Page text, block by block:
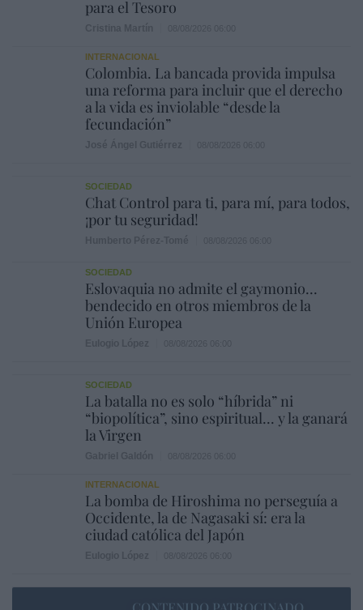
para el Tesoro
INTERNACIONAL
Colombia. La bancada provida impulsa
una reforma para incluir que el derecho
a la vida es inviolable “desde la
fecundación”
SOCIEDAD
Chat Control para ti, para mí, para todos,
¡por tu seguridad!
SOCIEDAD
Eslovaquia no admite el gaymonio...
bendecido en otros miembros de la
Unión Europea
SOCIEDAD
La batalla no es solo “híbrida” ni
“biopolítica”, sino espiritual... y la ganará
la Virgen
INTERNACIONAL
La bomba de Hiroshima no perseguía a
Occidente, la de Nagasaki sí: era la
ciudad católica del Japón